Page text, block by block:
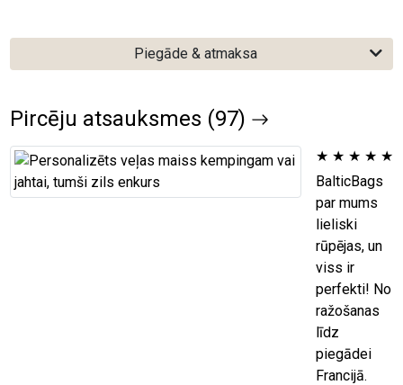
Piegāde & atmaksa
Pircēju atsauksmes (97)
★ ★ ★ ★ ★
BalticBags
par mums
lieliski
rūpējas, un
viss ir
perfekti! No
ražošanas
līdz
piegādei
Francijā.